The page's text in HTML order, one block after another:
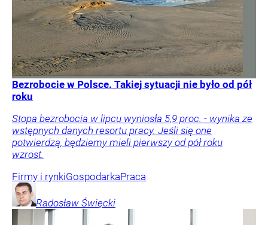
Bezrobocie w Polsce. Takiej sytuacji nie było od pół
roku
Stopa bezrobocia w lipcu wyniosła 5,9 proc. - wynika ze
wstępnych danych resortu pracy. Jeśli się one
potwierdzą, będziemy mieli pierwszy od pół roku
wzrost.
Firmy i rynkiGospodarkaPraca
Radosław Święcki